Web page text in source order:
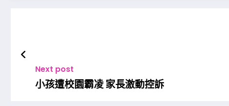
Next post
小孩遭校園霸凌 家長激動控訴